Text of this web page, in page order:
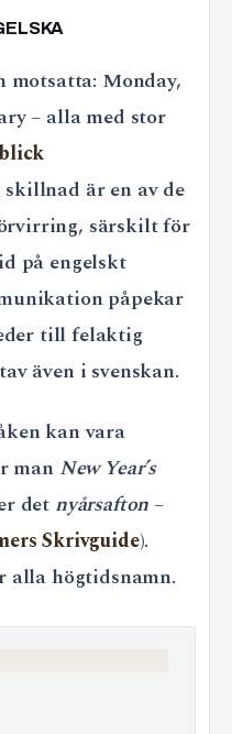
motsatta: Monday,
– alla med stor
skillnad är en av de
särskilt för
på engelskt
påpekar
till felaktig
även i svenskan.
kan vara
man New Year’s
det nyårsafton –
Skrivguide).
alla högtidsnamn.